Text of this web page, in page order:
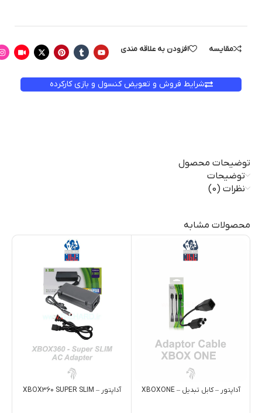
مقایسه افزودن به علاقه مندی
شرایط فروش و تعویض کنسول و بازی کارکرده
توضیحات محصول
توضیحات
نظرات (0)
محصولات مشابه
آداپتور – کابل تبديل – XBOXONE آداپتور – XBOX360 SUPER SLIM